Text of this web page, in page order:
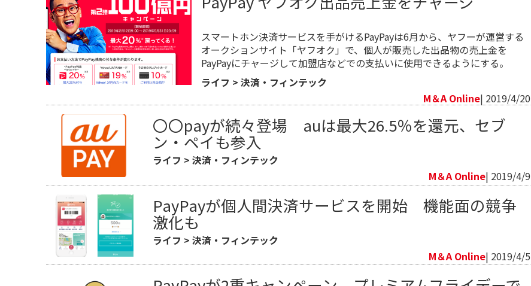
スマートホン決済サービスを手がけるPayPayは6月から、ヤフーが運営する
オークションサイト「ヤフオク」で、個人が販売した出品物の売上金を
PayPayにチャージして加盟店などでの支払いに使用できるようにする。
ライフ > 決済・フィンテック
M＆A Online| 2019/4/20
〇〇payが続々登場 auは最大26.5％を還元、セブ
ン・ペイも参入
ライフ >決済・フィンテック
M＆A Online| 2019/4/9
PayPayが個人間決済サービスを開始 機能面の競争
激化も
ライフ >決済・フィンテック
M＆A Online| 2019/4/5